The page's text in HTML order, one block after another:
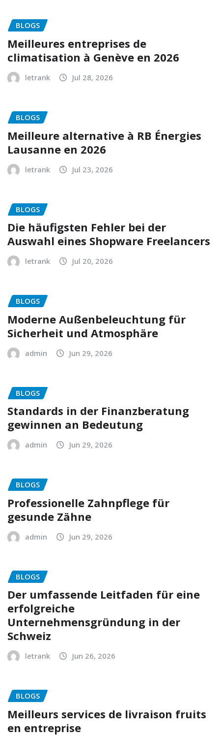
BLOGS
Meilleures entreprises de
climatisation à Genève en 2026
letrank Jul 28, 2026
BLOGS
Meilleure alternative à RB Énergies
Lausanne en 2026
letrank Jul 23, 2026
BLOGS
Die häufigsten Fehler bei der
Auswahl eines Shopware Freelancers
letrank Jul 20, 2026
BLOGS
Moderne Außenbeleuchtung für
Sicherheit und Atmosphäre
admin Jun 29, 2026
BLOGS
Standards in der Finanzberatung
gewinnen an Bedeutung
admin Jun 29, 2026
BLOGS
Professionelle Zahnpflege für
gesunde Zähne
admin Jun 29, 2026
BLOGS
Der umfassende Leitfaden für eine
erfolgreiche
Unternehmensgründung in der
Schweiz
letrank Jun 26, 2026
BLOGS
Meilleurs services de livraison fruits
en entreprise